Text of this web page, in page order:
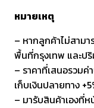
หมายเหตุ
– หากลูกค้าไม่สามา
พื้นที่กรุงเทพ และป
– ราคาที่เสนอรวม
เก็บเงินปลายทาง
– มารับสินค้าเองที่